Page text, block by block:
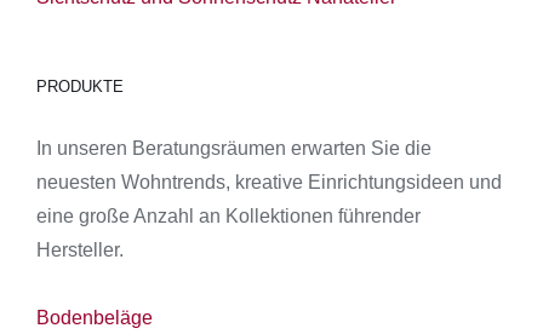
PRODUKTE
In unseren Beratungsräumen erwarten Sie die
neuesten Wohntrends, kreative Einrichtungsideen und
eine große Anzahl an Kollektionen führender
Hersteller.
Bodenbeläge